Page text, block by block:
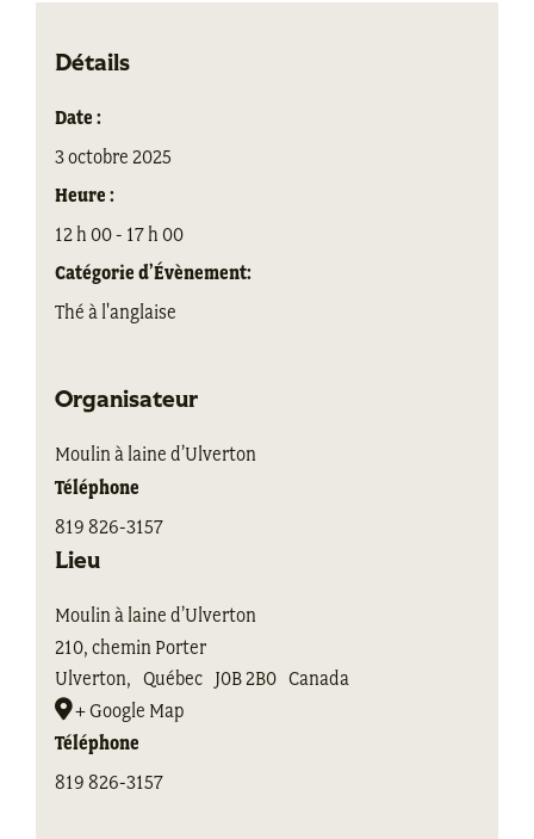
Détails
Date :
3 octobre 2025
Heure :
12 h 00 - 17 h 00
Catégorie d’Évènement:
Thé à l'anglaise
Lieu
Moulin à laine d’Ulverton
210, chemin Porter
Ulverton, Québec J0B 2B0 Canada
+ Google Map
Téléphone
819 826-3157
Organisateur
Moulin à laine d’Ulverton
Téléphone
819 826-3157